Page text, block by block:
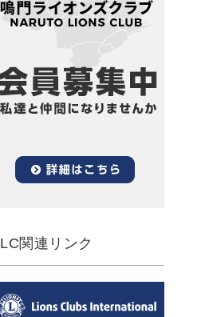
LC関連リンク